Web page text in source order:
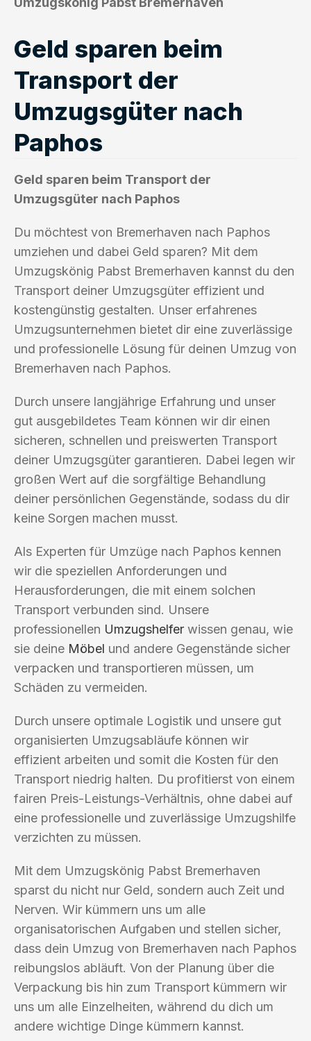
Geld sparen beim
Transport der
Umzugsgüter nach
Paphos
Geld sparen beim Transport der
Umzugsgüter nach Paphos
Du möchtest von Bremerhaven nach Paphos
umziehen und dabei Geld sparen? Mit dem
Umzugskönig Pabst Bremerhaven kannst du den
Transport deiner Umzugsgüter effizient und
kostengünstig gestalten. Unser erfahrenes
Umzugsunternehmen bietet dir eine zuverlässige
und professionelle Lösung für deinen Umzug von
Bremerhaven nach Paphos.
Durch unsere langjährige Erfahrung und unser
gut ausgebildetes Team können wir dir einen
sicheren, schnellen und preiswerten Transport
deiner Umzugsgüter garantieren. Dabei legen wir
großen Wert auf die sorgfältige Behandlung
deiner persönlichen Gegenstände, sodass du dir
keine Sorgen machen musst.
Als Experten für Umzüge nach Paphos kennen
wir die speziellen Anforderungen und
Herausforderungen, die mit einem solchen
Transport verbunden sind. Unsere
professionellen Umzugshelfer wissen genau, wie
sie deine Möbel und andere Gegenstände sicher
verpacken und transportieren müssen, um
Schäden zu vermeiden.
Durch unsere optimale Logistik und unsere gut
organisierten Umzugsabläufe können wir
effizient arbeiten und somit die Kosten für den
Transport niedrig halten. Du profitierst von einem
fairen Preis-Leistungs-Verhältnis, ohne dabei auf
eine professionelle und zuverlässige Umzugshilfe
verzichten zu müssen.
Mit dem Umzugskönig Pabst Bremerhaven
sparst du nicht nur Geld, sondern auch Zeit und
Nerven. Wir kümmern uns um alle
organisatorischen Aufgaben und stellen sicher,
dass dein Umzug von Bremerhaven nach Paphos
reibungslos abläuft. Von der Planung über die
Verpackung bis hin zum Transport kümmern wir
uns um alle Einzelheiten, während du dich um
andere wichtige Dinge kümmern kannst.